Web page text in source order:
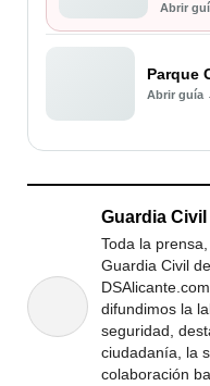
Abrir
Parque
Abrir guía
Guardia Civil
Toda la
Guardia Civil
difundimos la
seguridad,
ciudadanía, la
colaboración